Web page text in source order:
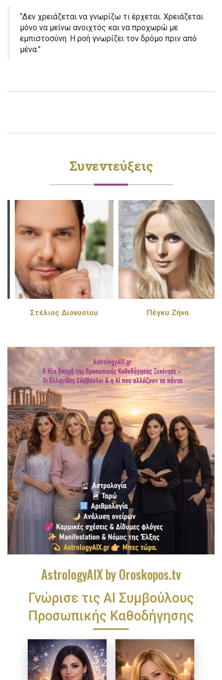
“Δεν χρειάζεται να γνωρίζω τι έρχεται. Χρειάζεται
μόνο να μείνω ανοιχτός και να προχωρώ με
εμπιστοσύνη. Η ροή γνωρίζει τον δρόμο πριν από
μένα.”
Συνεντεύξεις
Στέλιος Διονυσίου Πέγκυ Ζήνα
AstrologyAIX by Oroskopos.tv
Γνώρισε τις ΑΙ Συμβούλους
Προσωπικής Καθοδήγησης